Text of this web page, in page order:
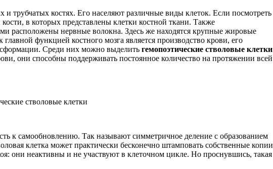
трубчатых костях. Его населяют различные виды клеток. Если посмотреть
в которых представлены клетки костной ткани. Также
расположены нервные волокна. Здесь же находятся крупные жировые
функцией костного мозга является производство крови, его
Среди них можно выделить гемопоэтические стволовые клетки
они способны поддерживать постоянное количество на протяжении всей
к самообновлению. Так называют симметричное деление с образованием
клетка может практически бесконечно штамповать собственные копии
они неактивны и не участвуют в клеточном цикле. Но проснувшись, такая